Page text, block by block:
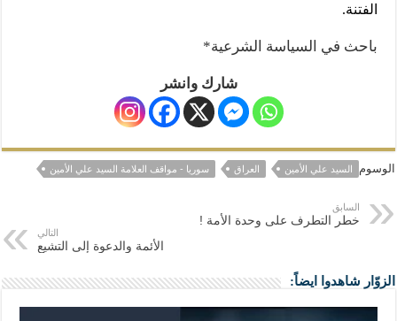
الفتنة.
باحث في السياسة الشرعية*
شارك وانشر
الوسوم السيد علي الأمين العراق سوريا - مواقف العلامة السيد علي الأمين
السابق
خطر التطرف على وحدة الأمة !
التالي
الأئمة والدعوة إلى التشيع
الزوّار شاهدوا ايضاً: